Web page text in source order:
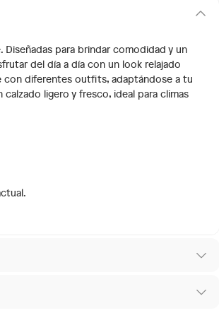
Diseñadas para brindar comodidad y un
del día a día con un look relajado
diferentes outfits, adaptándose a tu
ligero y fresco, ideal para climas